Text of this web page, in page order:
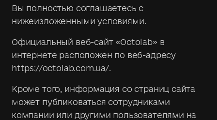
Вы полностью соглашаетесь с
нижеизложенными условиями.
Официальный веб-сайт «Octolab» в
интернете расположен по веб-адресу
https://octolab.com.ua/.
Кроме того, информация со страниц сайта
может публиковаться сотрудниками
компании или другими пользователями на